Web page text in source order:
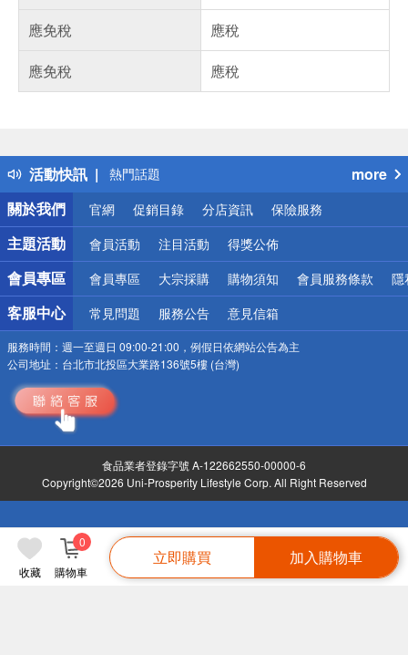
收藏 購物車
0
立即購買 加入購物車
應免稅
應稅
應免稅
應稅
活動快訊
得獎公告
熱門話題
銀行優惠
偏遠地區配送
詐騙網頁！請小心！
more
關於我們
官網 促銷目錄 分店資訊 保險服務
主題活動 會員活動 注目活動 得獎公佈
會員專區 會員專區 大宗採購 購物須知 會員服務條款 隱
客服中心 常見問題 服務公告 意見信箱
服務時間： 週一至週日 09:00-21:00，例假日依網站公告為主
公司地址： 台北市北投區大業路136號5樓 (台灣)
食品業者登錄字號 A-122662550-00000-6
Copyright©2026 Uni-Prosperity Lifestyle Corp. All Right Reserved